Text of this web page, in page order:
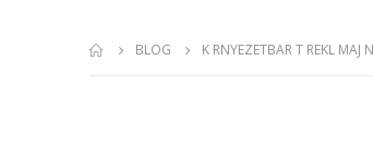
BLOG K RNYEZETBAR T REKL MAJ